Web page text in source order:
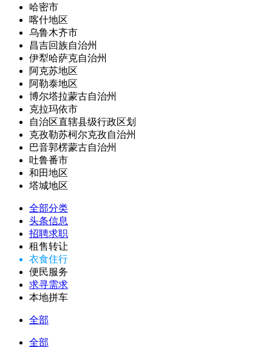
哈密市
喀什地区
乌鲁木齐市
昌吉回族自治州
伊犁哈萨克自治州
阿克苏地区
阿勒泰地区
博尔塔拉蒙古自治州
克拉玛依市
自治区直辖县级行政区划
克孜勒苏柯尔克孜自治州
巴音郭楞蒙古自治州
吐鲁番市
和田地区
塔城地区
全部分类
头条信息
招聘求职
租售转让
衣食住行
便民服务
求寻需求
本地拼车
全部
全部